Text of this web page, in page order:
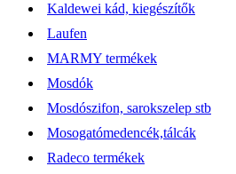
Kaldewei kád, kiegészítők
Laufen
MARMY termékek
Mosdók
Mosdószifon, sarokszelep stb
Mosogatómedencék,tálcák
Radeco termékek